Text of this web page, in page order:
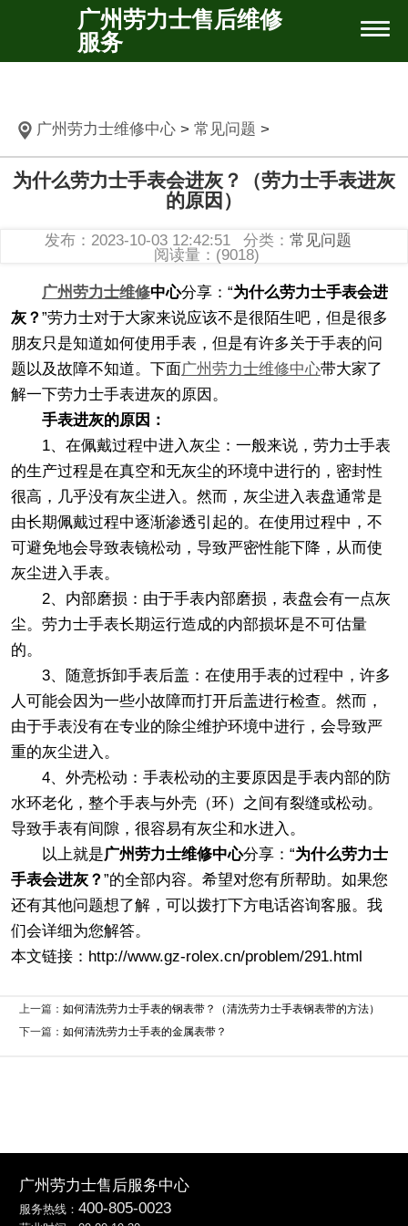
广州劳力士售后维修
服务
广州劳力士维修中心> 常见问题 >
为什么劳力士手表会进灰？（劳力士手表进灰
的原因）
发布：2023-10-03 12:42:51 分类： 常见问题
阅读量：(9018)
广州劳力士维修中心分享：“为什么劳力士手表会进
灰？ ”劳力士对于大家来说应该不是很陌生吧，但是很多
朋友只是知道如何使用手表，但是有许多关于手表的问
题以及故障不知道。下面广州劳力士维修中心带大家了
解一下劳力士手表进灰的原因。
手表进灰的原因：
1、在佩戴过程中进入灰尘：一般来说，劳力士手表
的生产过程是在真空和无灰尘的环境中进行的，密封性
很高，几乎没有灰尘进入。然而，灰尘进入表盘通常是
由长期佩戴过程中逐渐渗透引起的。在使用过程中，不
可避免地会导致表镜松动，导致严密性能下降，从而使
灰尘进入手表。
2、内部磨损：由于手表内部磨损，表盘会有一点灰
尘。劳力士手表长期运行造成的内部损坏是不可估量
的。
3、随意拆卸手表后盖：在使用手表的过程中，许多
人可能会因为一些小故障而打开后盖进行检查。然而，
由于手表没有在专业的除尘维护环境中进行，会导致严
重的灰尘进入。
4、外壳松动：手表松动的主要原因是手表内部的防
水环老化，整个手表与外壳（环）之间有裂缝或松动。
导致手表有间隙，很容易有灰尘和水进入。
以上就是广州劳力士维修中心分享：“为什么劳力士
手表会进灰？ ”的全部内容。希望对您有所帮助。如果您
还有其他问题想了解，可以拨打下方电话咨询客服。我
们会详细为您解答。
本文链接：http://www.gz-rolex.cn/problem/291.html
上一篇： 如何清洗劳力士手表的钢表带？（清洗劳力士手表钢表带的方法）
下一篇： 如何清洗劳力士手表的金属表带？
广州劳力士售后服务中心
服务热线： 400-805-0023